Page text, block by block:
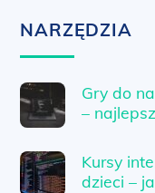
NARZĘDZIA
Gry do
–
Kursy
dzieci –